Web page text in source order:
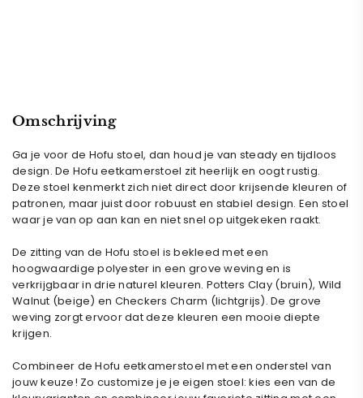
Omschrijving
Ga je voor de Hofu stoel, dan houd je van steady en tijdloos
design. De Hofu eetkamerstoel zit heerlijk en oogt rustig.
Deze stoel kenmerkt zich niet direct door krijsende kleuren of
patronen, maar juist door robuust en stabiel design. Een stoel
waar je van op aan kan en niet snel op uitgekeken raakt.
De zitting van de Hofu stoel is bekleed met een
hoogwaardige polyester in een grove weving en is
verkrijgbaar in drie naturel kleuren. Potters Clay (bruin), Wild
Walnut (beige) en Checkers Charm (lichtgrijs). De grove
weving zorgt ervoor dat deze kleuren een mooie diepte
krijgen.
Combineer de Hofu eetkamerstoel met een onderstel van
jouw keuze! Zo customize je je eigen stoel: kies een van de